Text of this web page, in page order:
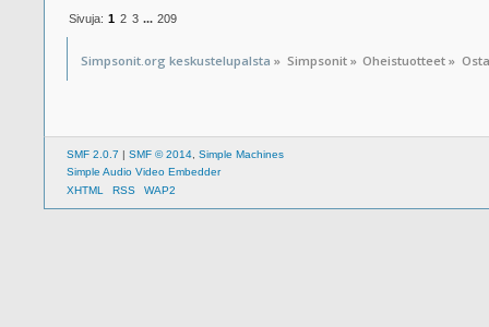
Sivuja: 1 2 3 ... 209
Simpsonit.org keskustelupalsta » Simpsonit» Oheistuotteet »
SMF 2.0.7 | SMF © 2014, Simple Machines
Simple Audio Video Embedder
XHTML
RSS WAP2